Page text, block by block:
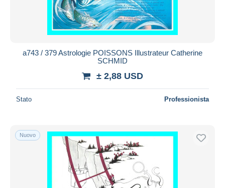
a743 / 379 Astrologie POISSONS Illustrateur Catherine
SCHMID
± 2,88 USD
Stato Professionista
Nuovo